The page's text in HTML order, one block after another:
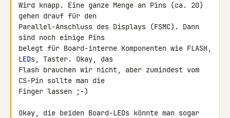
Wird knapp. Eine ganze Menge an Pins (ca. 20)
gehen drauf für den
Parallel-Anschluss des Displays (FSMC). Dann
sind noch einige Pins
LEDs, Taster. Okay, das
Flash brauchen wir nicht, aber zumindest vom
CS-Pin sollte man die
Finger lassen ;-)
Okay, die beiden Board-LEDs könnte man sogar